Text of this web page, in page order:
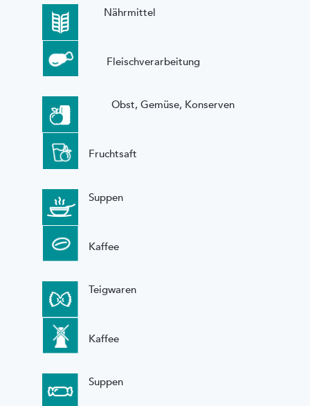
Nährmittel
Fleischverarbeitung
Obst, Gemüse, Konserven
Fruchtsaft
Suppen
Kaffee
Teigwaren
Kaffee
Suppen